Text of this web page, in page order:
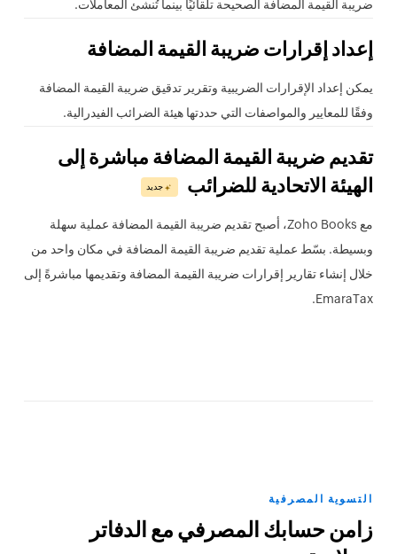
ضريبة القيمة المضافة الصحيحة تلقائيًا بينما تُنشئ المعاملات.
إعداد إقرارات ضريبة القيمة المضافة
يمكن إعداد الإقرارات الضريبية وتقرير تدقيق ضريبة القيمة المضافة
وفقًا للمعايير والمواصفات التي حددتها هيئة الضرائب الفيدرالية.
تقديم ضريبة القيمة المضافة مباشرة إلى
الهيئة الاتحادية للضرائب
جديد
مع Zoho Books، أصبح تقديم ضريبة القيمة المضافة عملية سهلة
وبسيطة. بسّط عملية تقديم ضريبة القيمة المضافة في مكان واحد من
خلال إنشاء تقارير إقرارات ضريبة القيمة المضافة وتقديمها مباشرةً إلى
EmaraTax.
التسوية المصرفية
زامن حسابك المصرفي مع الدفاتر